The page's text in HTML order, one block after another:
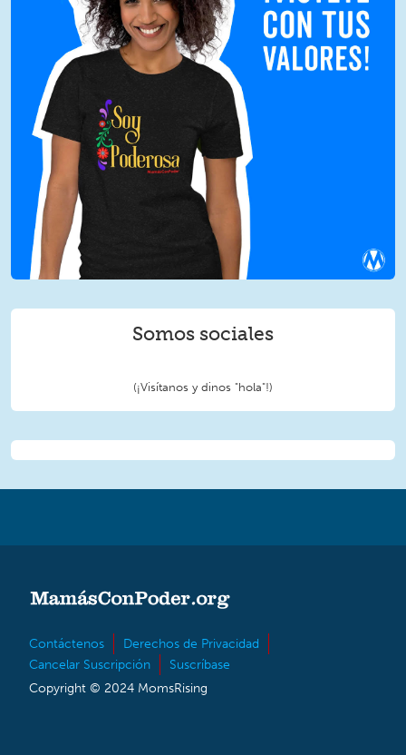
Somos sociales
(¡Visítanos y dinos "hola"!)
Contáctenos
Derechos de Privacidad
Cancelar Suscripción
Suscríbase
Copyright © 2024 MomsRising